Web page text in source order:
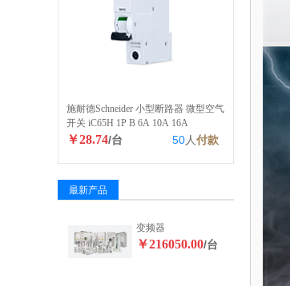
施耐德Schneider 小型断路器 微型空气
开关 iC65H 1P B 6A 10A 16A
￥28.74/台 50人付款
最新产品
变频器
￥216050.00/台